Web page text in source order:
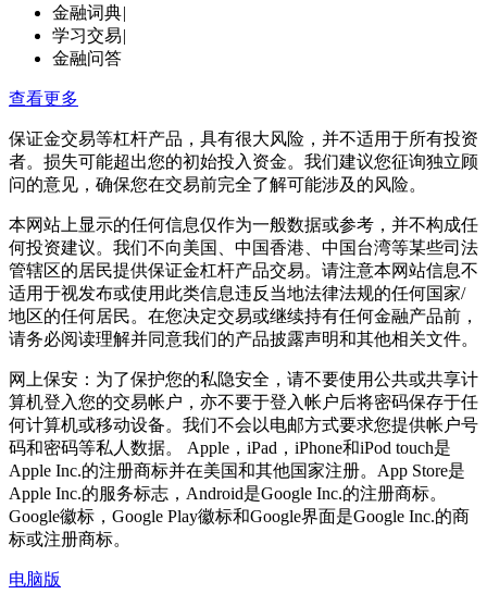
金融词典|
学习交易|
金融问答
查看更多
保证金交易等杠杆产品，具有很大风险，并不适用于所有投资
者。损失可能超出您的初始投入资金。我们建议您征询独立顾
问的意见，确保您在交易前完全了解可能涉及的风险。
本网站上显示的任何信息仅作为一般数据或参考，并不构成任
何投资建议。我们不向美国、中国香港、中国台湾等某些司法
管辖区的居民提供保证金杠杆产品交易。请注意本网站信息不
适用于视发布或使用此类信息违反当地法律法规的任何国家/
地区的任何居民。在您决定交易或继续持有任何金融产品前，
请务必阅读理解并同意我们的产品披露声明和其他相关文件。
网上保安：为了保护您的私隐安全，请不要使用公共或共享计
算机登入您的交易帐户，亦不要于登入帐户后将密码保存于任
何计算机或移动设备。我们不会以电邮方式要求您提供帐户号
码和密码等私人数据。 Apple，iPad，iPhone和iPod touch是
Apple Inc.的注册商标并在美国和其他国家注册。App Store是
Apple Inc.的服务标志，Android是Google Inc.的注册商标。
Google徽标，Google Play徽标和Google界面是Google Inc.的商
标或注册商标。
电脑版